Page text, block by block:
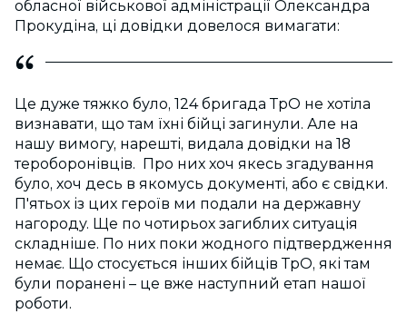
обласної військової адміністрації Олександра
Прокудіна, ці довідки довелося вимагати:
Це дуже тяжко було, 124 бригада ТрО не хотіла
визнавати, що там їхні бійці загинули. Але на
нашу вимогу, нарешті, видала довідки на 18
тероборонівців. Про них хоч якесь згадування
було, хоч десь в якомусь документі, або є свідки.
П'ятьох із цих героїв ми подали на державну
нагороду. Ще по чотирьох загиблих ситуація
складніше. По них поки жодного підтвердження
немає. Що стосується інших бійців ТрО, які там
були поранені – це вже наступний етап нашої
роботи.